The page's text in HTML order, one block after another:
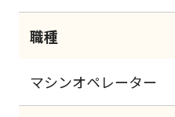
職種
マシンオペレーター